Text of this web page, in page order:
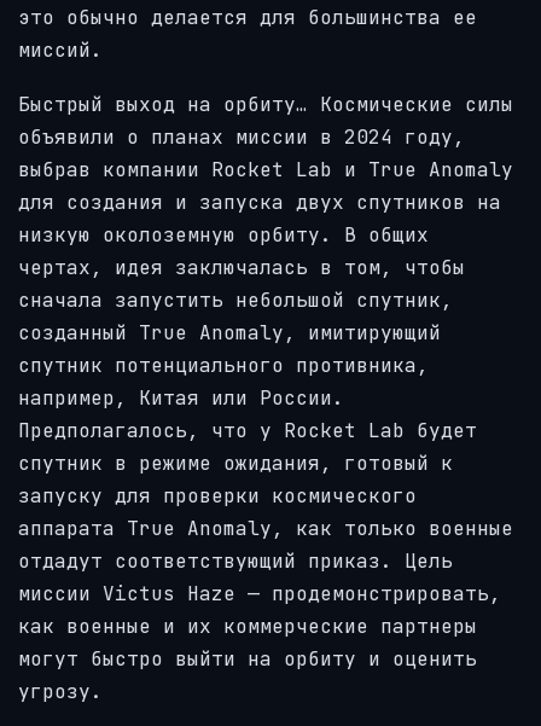
это обычно делается для большинства ее
миссий.
Быстрый выход на орбиту… Космические силы
объявили о планах миссии в 2024 году,
выбрав компании Rocket Lab и True Anomaly
для создания и запуска двух спутников на
низкую околоземную орбиту. В общих
чертах, идея заключалась в том, чтобы
сначала запустить небольшой спутник,
созданный True Anomaly, имитирующий
спутник потенциального противника,
например, Китая или России.
Предполагалось, что у Rocket Lab будет
спутник в режиме ожидания, готовый к
запуску для проверки космического
аппарата True Anomaly, как только военные
отдадут соответствующий приказ. Цель
миссии Victus Haze — продемонстрировать,
как военные и их коммерческие партнеры
могут быстро выйти на орбиту и оценить
угрозу.